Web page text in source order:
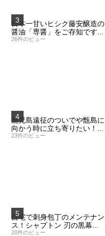
日本一甘いヒシク藤安醸造の
醤油「専醤」をご存知です...
26件のビュー
鹿児島遠征のついでや甑島に
向かう時に立ち寄りたい！...
23件のビュー
自宅で刺身包丁のメンテナン
ス！シャプトン 刃の黒幕...
20件のビュー